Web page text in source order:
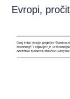
Evropi,